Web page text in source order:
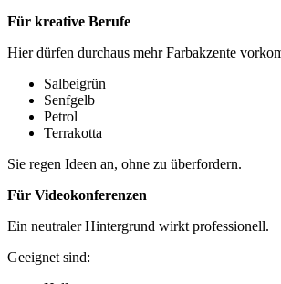
Für kreative Berufe
Hier dürfen durchaus mehr Farbakzente
Salbeigrün
Senfgelb
Petrol
Terrakotta
Sie regen Ideen an, ohne zu überfordern.
Für Videokonferenzen
Ein neutraler Hintergrund wirkt professionell.
Geeignet sind: